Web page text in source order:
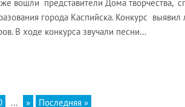
вошли представители Дома творчества,
города Каспийска. Конкурс выявил
В ходе конкурса звучали песни…
... » Последняя »